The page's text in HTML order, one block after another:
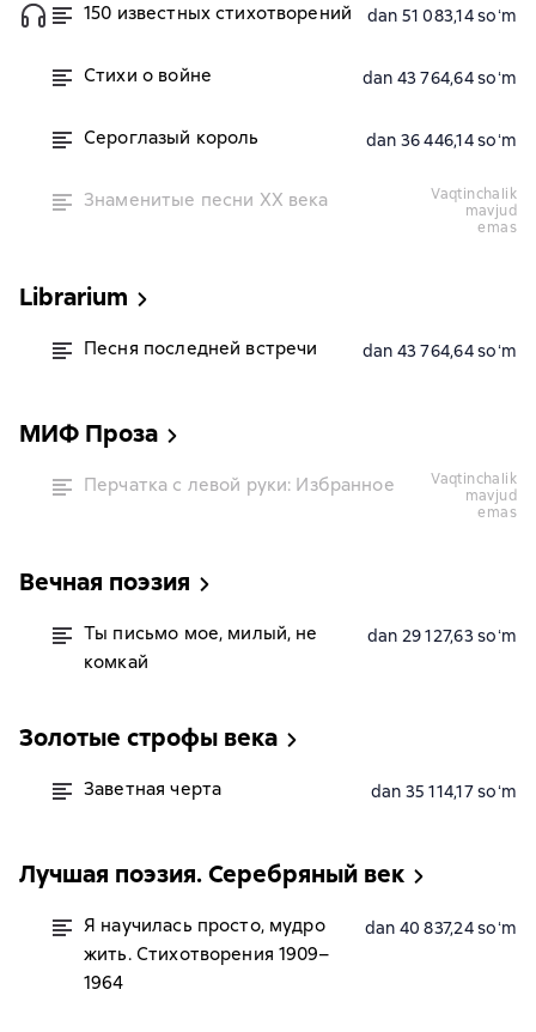
150 известных стихотворений dan 51 083,14 soʻm
Стихи о войне dan 43 764,64 soʻm
Сероглазый король dan 36 446,14 soʻm
Знаменитые песни ХХ века
vaqtinchalik
mavjud
emas
Librarium
Песня последней встречи dan 43 764,64 soʻm
МИФ Проза
Перчатка с левой руки: Избранное
vaqtinchalik
mavjud
emas
Вечная поэзия
Ты письмо мое, милый, не
комкай
dan 29 127,63 soʻm
Золотые строфы века
Заветная черта dan 35 114,17 soʻm
Лучшая поэзия. Серебряный век
Я научилась просто, мудро
жить. Стихотворения 1909–
1964
dan 40 837,24 soʻm